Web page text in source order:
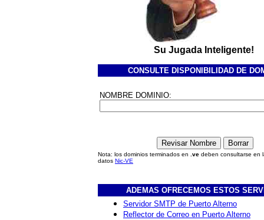
Su Jugada Inteligente!
CONSULTE DISPONIBILIDAD DE
NOMBRE DOMINIO:
Nota: los dominios terminados en .ve deben consultarse en
datos Nic-VE
ADEMAS OFRECEMOS ESTOS
Servidor SMTP de Puerto Alterno
Reflector de Correo en Puerto Alterno